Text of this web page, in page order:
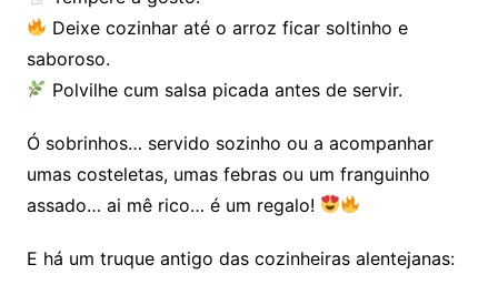
Deixe cozinhar até o arroz ficar soltinho e
saboroso.
Polvilhe cum salsa picada antes de servir.
Ó sobrinhos… servido sozinho ou a acompanhar
umas costeletas, umas febras ou um franguinho
assado… ai mê rico… é um regalo!
E há um truque antigo das cozinheiras alentejanas: